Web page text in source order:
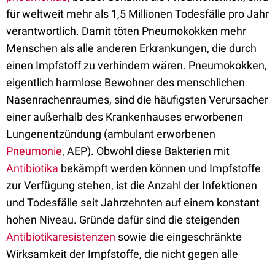
für weltweit mehr als 1,5 Millionen Todesfälle pro Jahr
verantwortlich. Damit töten Pneumokokken mehr
Menschen als alle anderen Erkrankungen, die durch
einen Impfstoff zu verhindern wären. Pneumokokken,
eigentlich harmlose Bewohner des menschlichen
Nasenrachenraumes, sind die häufigsten Verursacher
einer außerhalb des Krankenhauses erworbenen
Lungenentzündung (ambulant erworbenen
Pneumonie, AEP). Obwohl diese Bakterien mit
Antibiotika bekämpft werden können und Impfstoffe
zur Verfügung stehen, ist die Anzahl der Infektionen
und Todesfälle seit Jahrzehnten auf einem konstant
hohen Niveau. Gründe dafür sind die steigenden
Antibiotikaresistenzen sowie die eingeschränkte
Wirksamkeit der Impfstoffe, die nicht gegen alle